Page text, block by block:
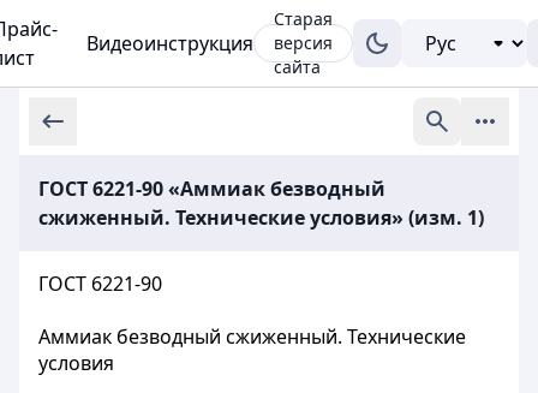
Видеоинструкция
Старая
версия
сайта
ГОСТ 6221-90 «Аммиак безводный
сжиженный. Технические условия» (изм. 1)
ГОСТ 6221-90
Аммиак безводный сжиженный. Технические
условия